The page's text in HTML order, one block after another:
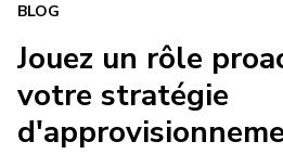
BLOG
Jouez un rôle
votre stratégie